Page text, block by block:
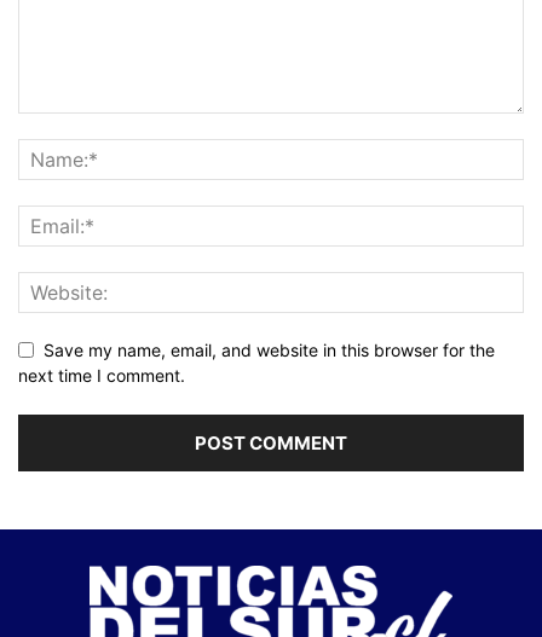
Save my name, email, and website in this browser for the
next time I comment.